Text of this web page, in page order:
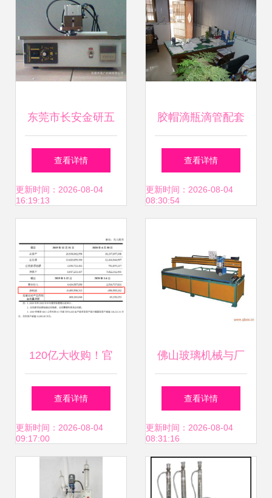
有限公司产品世界
解析
东莞市长安金研五
金机械加工厂 玻璃
机械产品与仪器销
查看详情
更新时间：2026-08-04
16:19:13
胶帽滴瓶滴管配套
红胶头 实验室耐酸
碱玻璃仪器的必备
查看详情
更新时间：2026-08-04
08:30:54
120亿大收购！官
宣后股价为何不涨
反跌？
查看详情
更新时间：2026-08-04
09:17:00
佛山玻璃机械与厂
家推荐 诚信包装仪
器为您保驾护航
查看详情
更新时间：2026-08-04
08:31:16